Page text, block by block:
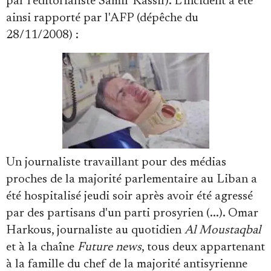
ainsi rapporté par l'AFP (dépêche du
28/11/2008) :
Un journaliste travaillant pour des médias
proches de la majorité parlementaire au Liban a
été hospitalisé jeudi soir après avoir été agressé
par des partisans d'un parti prosyrien (...). Omar
Harkous, journaliste au quotidien Al Moustaqbal
et à la chaîne Future news, tous deux appartenant
à la famille du chef de la majorité antisyrienne